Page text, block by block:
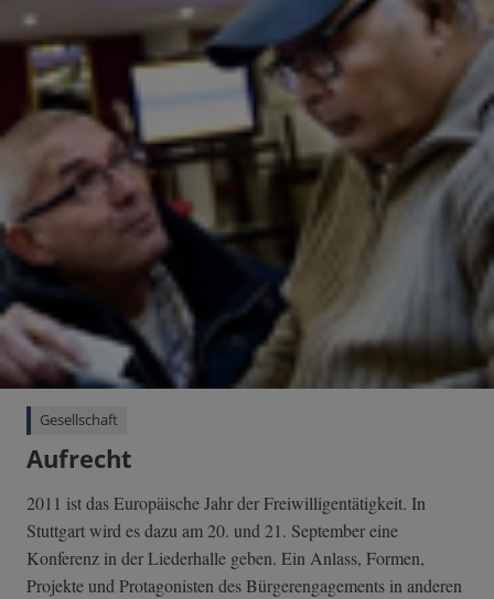
Gesellschaft
Aufrecht
2011 ist das Europäische Jahr der Freiwilligentätigkeit. In
Stuttgart wird es dazu am 20. und 21. September eine
Konferenz in der Liederhalle geben. Ein Anlass, Formen,
Projekte und Protagonisten des Bürgerengagements in anderen